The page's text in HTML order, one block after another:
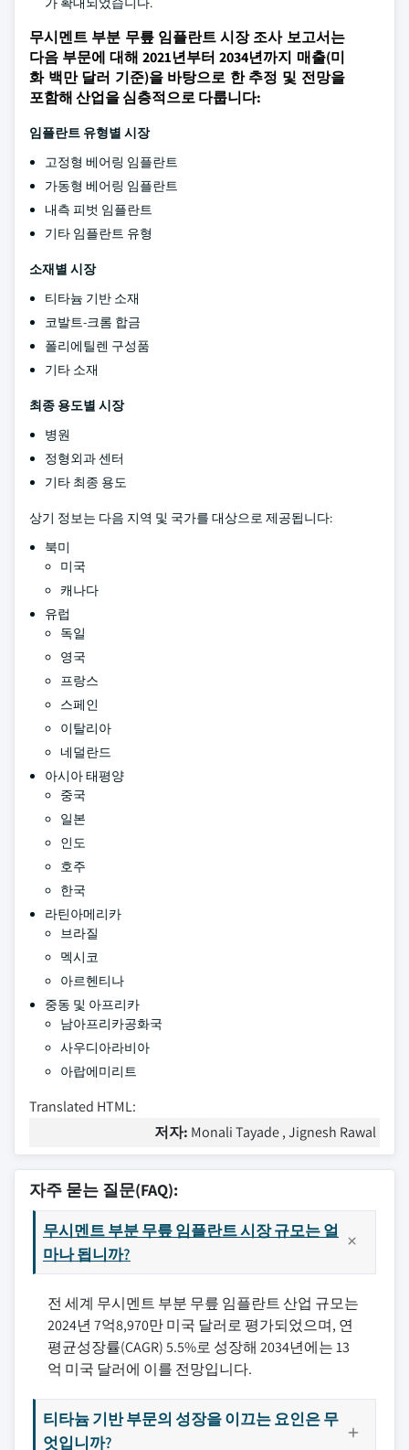
무시멘트 부분 무릎 임플란트 시장 조사 보고서는
다음 부문에 대해 2021년부터 2034년까지 매출(미
화 백만 달러 기준)을 바탕으로 한 추정 및 전망을
포함해 산업을 심층적으로 다룹니다:
임플란트 유형별 시장
고정형 베어링 임플란트
가동형 베어링 임플란트
내측 피벗 임플란트
기타 임플란트 유형
소재별 시장
티타늄 기반 소재
코발트-크롬 합금
폴리에틸렌 구성품
기타 소재
최종 용도별 시장
병원
정형외과 센터
기타 최종 용도
상기 정보는 다음 지역 및 국가를 대상으로 제공됩니다:
북미
미국
캐나다
유럽
독일
영국
프랑스
스페인
이탈리아
네덜란드
아시아 태평양
중국
일본
인도
호주
한국
라틴아메리카
브라질
멕시코
아르헨티나
중동 및 아프리카
남아프리카공화국
사우디아라비아
아랍에미리트
Translated HTML:
저자: Monali Tayade , Jignesh Rawal
자주 묻는 질문(FAQ):
무시멘트 부분 무릎 임플란트 시장 규모는 얼
마나 됩니까?
전 세계 무시멘트 부분 무릎 임플란트 산업 규모는
2024년 7억8,970만 미국 달러로 평가되었으며, 연
평균성장률(CAGR) 5.5%로 성장해 2034년에는 13
억 미국 달러에 이를 전망입니다.
티타늄 기반 부문의 성장을 이끄는 요인은 무
엇입니까?